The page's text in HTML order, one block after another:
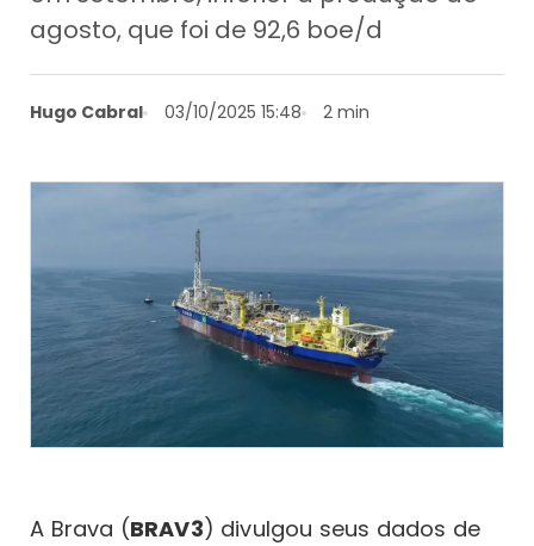
agosto, que foi de 92,6 boe/d
Hugo Cabral 03/10/2025 15:48 2 min
A Brava (BRAV3) divulgou seus dados de